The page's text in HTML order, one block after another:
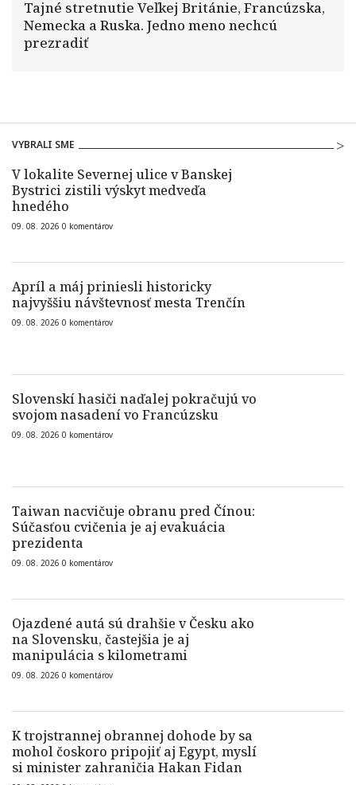
Tajné stretnutie Veľkej Británie, Francúzska,
Nemecka a Ruska. Jedno meno nechcú
prezradiť
VYBRALI SME
V lokalite Severnej ulice v Banskej
Bystrici zistili výskyt medveďa
hnedého
09. 08. 2026 0 komentárov
Apríl a máj priniesli historicky
najvyššiu návštevnosť mesta Trenčín
09. 08. 2026 0 komentárov
Slovenskí hasiči naďalej pokračujú vo
svojom nasadení vo Francúzsku
09. 08. 2026 0 komentárov
Taiwan nacvičuje obranu pred Čínou:
Súčasťou cvičenia je aj evakuácia
prezidenta
09. 08. 2026 0 komentárov
Ojazdené autá sú drahšie v Česku ako
na Slovensku, častejšia je aj
manipulácia s kilometrami
09. 08. 2026 0 komentárov
K trojstrannej obrannej dohode by sa
mohol čoskoro pripojiť aj Egypt, myslí
si minister zahraničia Hakan Fidan